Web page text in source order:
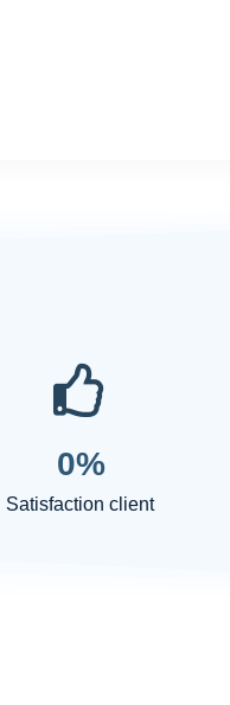
Satisfaction client
0%